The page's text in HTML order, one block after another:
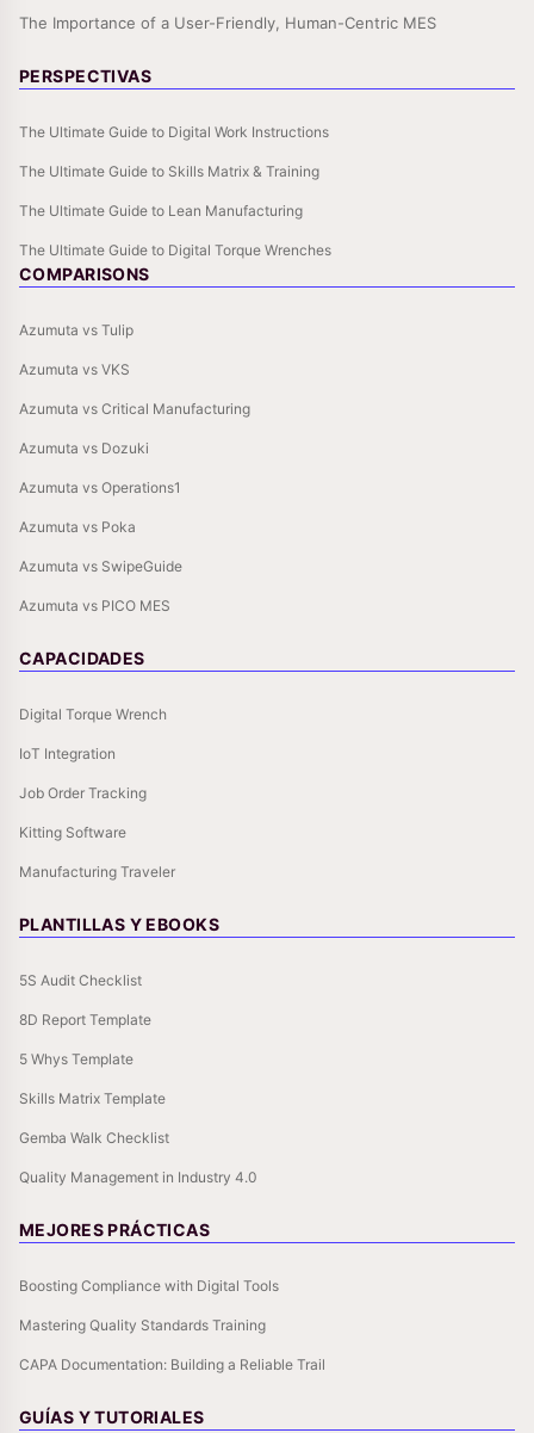
The Importance of a User-Friendly, Human-Centric MES
PERSPECTIVAS
The Ultimate Guide to Digital Work Instructions
The Ultimate Guide to Skills Matrix & Training
The Ultimate Guide to Lean Manufacturing
The Ultimate Guide to Digital Torque Wrenches
COMPARISONS
Azumuta vs Tulip
Azumuta vs VKS
Azumuta vs Critical Manufacturing
Azumuta vs Dozuki
Azumuta vs Operations1
Azumuta vs Poka
Azumuta vs SwipeGuide
Azumuta vs PICO MES
CAPACIDADES
Digital Torque Wrench
IoT Integration
Job Order Tracking
Kitting Software
Manufacturing Traveler
PLANTILLAS Y EBOOKS
5S Audit Checklist
8D Report Template
5 Whys Template
Skills Matrix Template
Gemba Walk Checklist
Quality Management in Industry 4.0
MEJORES PRÁCTICAS
Boosting Compliance with Digital Tools
Mastering Quality Standards Training
CAPA Documentation: Building a Reliable Trail
GUÍAS Y TUTORIALES